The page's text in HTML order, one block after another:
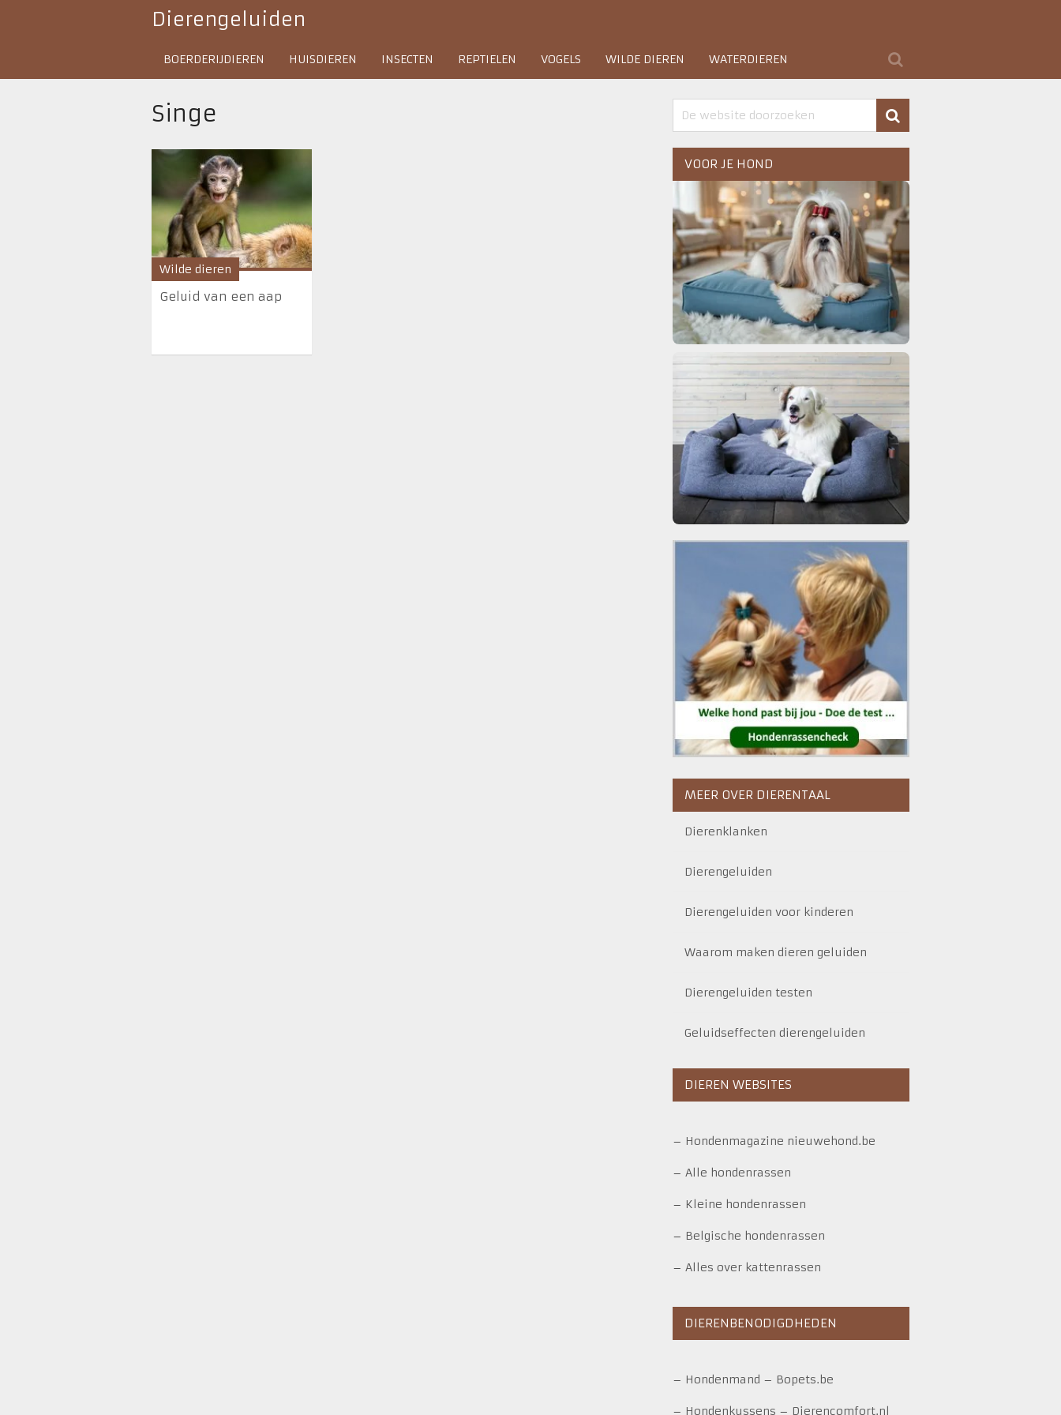
Dierengeluiden
BOERDERIJDIEREN HUISDIEREN INSECTEN REPTIELEN VOGELS WILDE DIEREN WATERDIEREN
Singe
Wilde dieren
Geluid van een aap
VOOR JE HOND
MEER OVER DIERENTAAL
Dierenklanken
Dierengeluiden
Dierengeluiden voor kinderen
Waarom maken dieren geluiden
Dierengeluiden testen
Geluidseffecten dierengeluiden
DIEREN WEBSITES
– Hondenmagazine nieuwehond.be
– Alle hondenrassen
– Kleine hondenrassen
– Belgische hondenrassen
– Alles over kattenrassen
DIERENBENODIGDHEDEN
– Hondenmand – Bopets.be
– Hondenkussens – Dierencomfort.nl